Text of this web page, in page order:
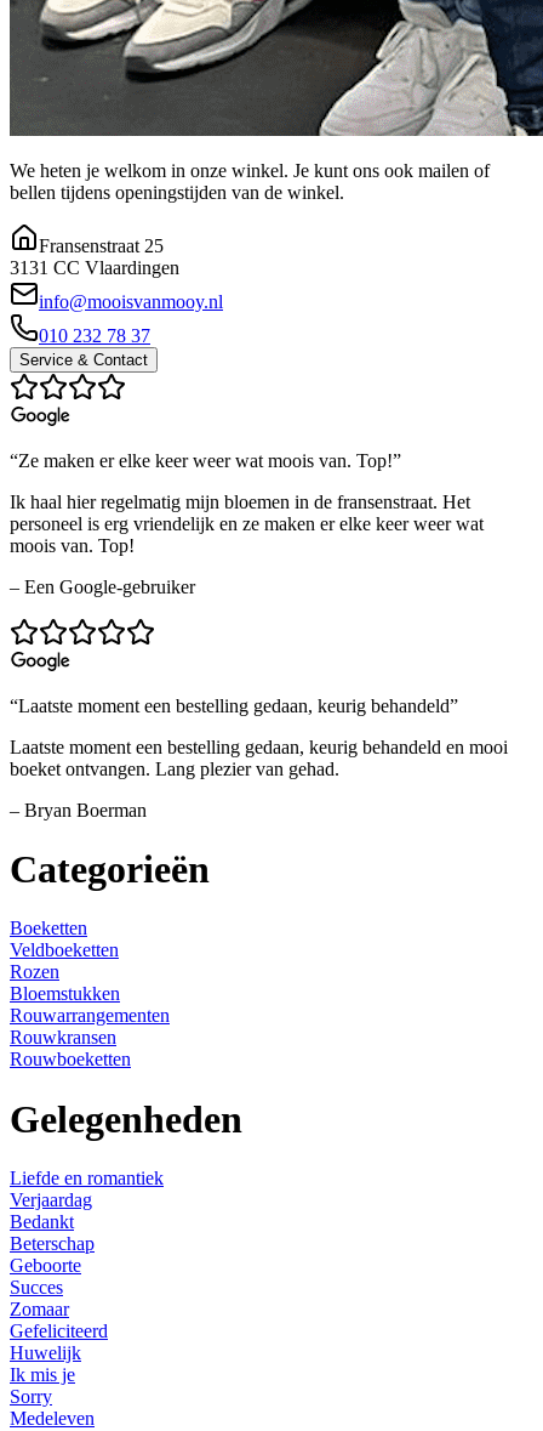
We heten je welkom in onze winkel. Je kunt ons ook mailen of
bellen tijdens openingstijden van de winkel.
Fransenstraat 25
3131 CC Vlaardingen
info@mooisvanmooy.nl
010 232 78 37
Service & Contact
“Ze maken er elke keer weer wat moois van. Top!”
Ik haal hier regelmatig mijn bloemen in de fransenstraat. Het
personeel is erg vriendelijk en ze maken er elke keer weer wat
moois van. Top!
– Een Google-gebruiker
“Laatste moment een bestelling gedaan, keurig behandeld”
Laatste moment een bestelling gedaan, keurig behandeld en mooi
boeket ontvangen. Lang plezier van gehad.
– Bryan Boerman
Categorieën
Boeketten
Veldboeketten
Rozen
Bloemstukken
Rouwarrangementen
Rouwkransen
Rouwboeketten
Gelegenheden
Liefde en romantiek
Verjaardag
Bedankt
Beterschap
Geboorte
Succes
Zomaar
Gefeliciteerd
Huwelijk
Ik mis je
Sorry
Medeleven